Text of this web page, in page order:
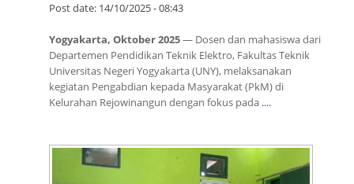
Post date: 14/10/2025 - 08:43
Yogyakarta, Oktober 2025— Dosen dan mahasiswa dari
Departemen Pendidikan Teknik Elektro, Fakultas Teknik
Universitas Negeri Yogyakarta (UNY), melaksanakan
kegiatan Pengabdian kepada Masyarakat (PkM) di
Kelurahan Rejowinangun dengan fokus pada ....